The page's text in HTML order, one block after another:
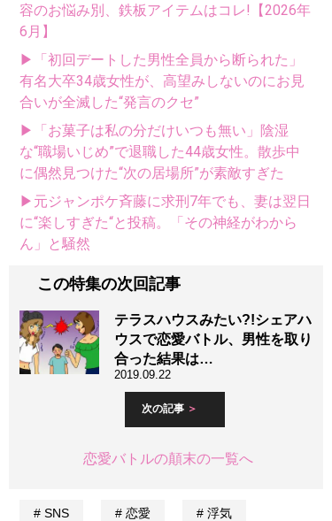
容のお悩み別、鉄板アイテムはコレ!【2026年
6月】
▶「初回デートした男性全員から断られた」
有名大卒34歳女性が、高望みしないのにお見
合いが全滅した“発言のクセ”
▶「お菓子は私の分だけいつも無い」陰湿
な“職場いじめ”で退職した44歳女性。散歩中
に偶然見つけた“次の居場所”が素敵すぎた
▶元ジャンポケ斉藤に求刑7年でも、妻は翌日
に“楽しすぎた“と投稿。「その神経がわから
ん」と騒然
この特集の次回記事
テラスハウスみたい?!シェアハ
ウスで恋愛バトル、男性を取り
合った結果は…
2019.09.22
次の記事
恋愛バトルの顛末の一覧へ
SNS 恋愛 浮気